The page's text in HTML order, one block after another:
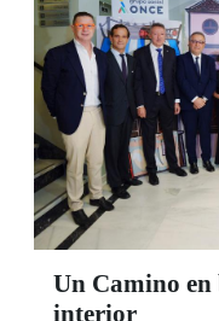
Un Camino en
interior